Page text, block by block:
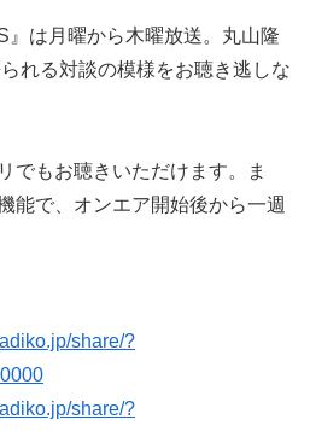
』は月曜から木曜放送。丸山隆
れる対談の模様をお聴き逃しな
でもお聴きいただけます。ま
能で、オンエア開始後から一週
share/?
share/?